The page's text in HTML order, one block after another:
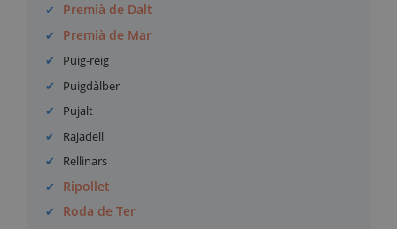
Premià de Dalt
Premià de Mar
Puig-reig
Puigdàlber
Pujalt
Rajadell
Rellinars
Ripollet
Roda de Ter